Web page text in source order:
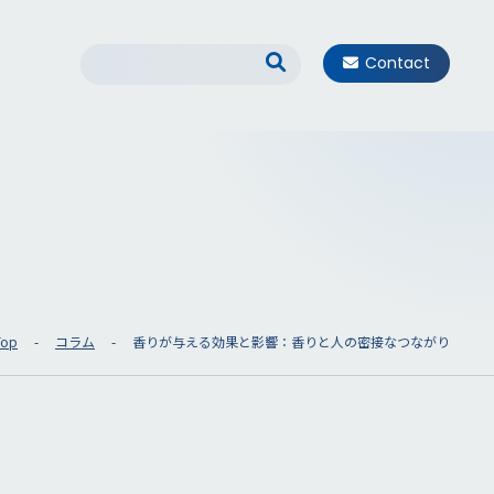
Contact
コラム 香りが与える効果と影響：香りと人の密接なつながり